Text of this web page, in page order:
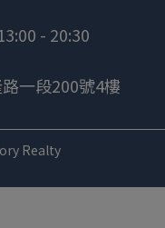
- 20:30
一段200號4樓
Realty.